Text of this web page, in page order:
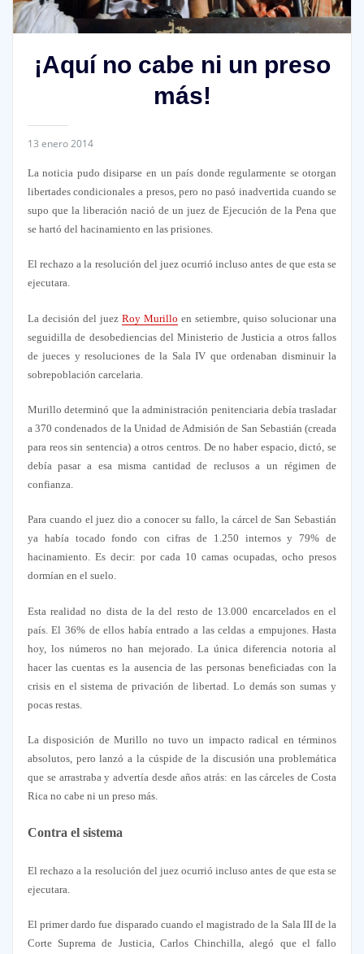
¡Aquí no cabe ni un preso
más!
13 enero 2014
La noticia pudo disiparse en un país donde regularmente se otorgan
libertades condicionales a presos, pero no pasó inadvertida cuando se
supo que la liberación nació de un juez de Ejecución de la Pena que
se hartó del hacinamiento en las prisiones.
El rechazo a la resolución del juez ocurrió incluso antes de que esta se
ejecutara.
La decisión del juez Roy Murillo en setiembre, quiso solucionar una
seguidilla de desobediencias del Ministerio de Justicia a otros fallos
de jueces y resoluciones de la Sala IV que ordenaban disminuir la
sobrepoblación carcelaria.
Murillo determinó que la administración penitenciaria debía trasladar
a 370 condenados de la Unidad de Admisión de San Sebastián (creada
para reos sin sentencia) a otros centros. De no haber espacio, dictó, se
debía pasar a esa misma cantidad de reclusos a un régimen de
confianza.
Para cuando el juez dio a conocer su fallo, la cárcel de San Sebastián
ya había tocado fondo con cifras de 1.250 internos y 79% de
hacinamiento. Es decir: por cada 10 camas ocupadas, ocho presos
dormían en el suelo.
Esta realidad no dista de la del resto de 13.000 encarcelados en el
país. El 36% de ellos había entrado a las celdas a empujones. Hasta
hoy, los números no han mejorado. La única diferencia notoria al
hacer las cuentas es la ausencia de las personas beneficiadas con la
crisis en el sistema de privación de libertad. Lo demás son sumas y
pocas restas.
La disposición de Murillo no tuvo un impacto radical en términos
absolutos, pero lanzó a la cúspide de la discusión una problemática
que se arrastraba y advertía desde años atrás: en las cárceles de Costa
Rica no cabe ni un preso más.
Contra el sistema
El rechazo a la resolución del juez ocurrió incluso antes de que esta se
ejecutara.
El primer dardo fue disparado cuando el magistrado de la Sala III de la
Corte Suprema de Justicia, Carlos Chinchilla, alegó que el fallo